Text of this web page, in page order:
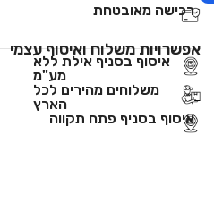
רכישה מאובטחת
אפשרויות משלוח ואיסוף עצמי
איסוף בסניף אילת ללא
מע"מ
משלוחים מהירים לכל
הארץ
איסוף בסניף פתח תקווה